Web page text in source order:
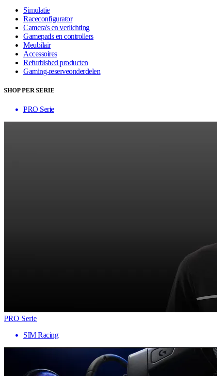
Simulatie
Raceconfigurator
Camera's en verlichting
Gamepads en controllers
Meubilair
Accessoires
Refurbished producten
Gaming-reserveonderdelen
SHOP PER SERIE
PRO Serie
PRO Serie
SIM Racing